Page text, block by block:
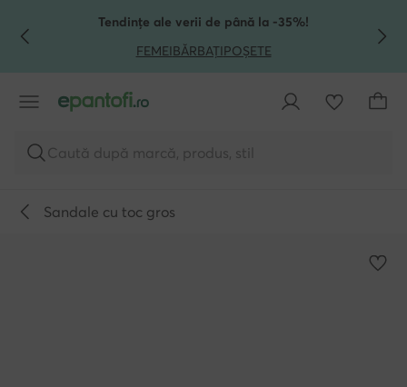
TRECI LA CONȚINUTUL PRINCIPAL
MERGI LA CĂUTARETendințe ale verii de până la -35%!
FEMEIBĂRBAȚIPOȘETE
Caută după marcă, produs, stil
Sandale cu toc gros